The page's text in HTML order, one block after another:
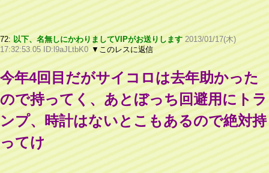
72: 以下、名無しにかわりましてVIPがお送りします 2013/01/17(木)
17:32:53.05 ID:l9aJLtbK0 ▼このレスに返信
今年4回目だがサイコロは去年助かった
ので持ってく、あとぼっち回避用にトラ
ンプ、時計はないとこもあるので絶対持
ってけ